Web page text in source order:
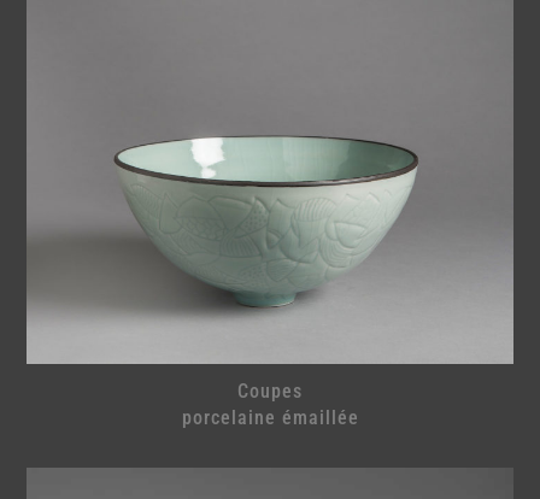
Coupes
porcelaine émaillée